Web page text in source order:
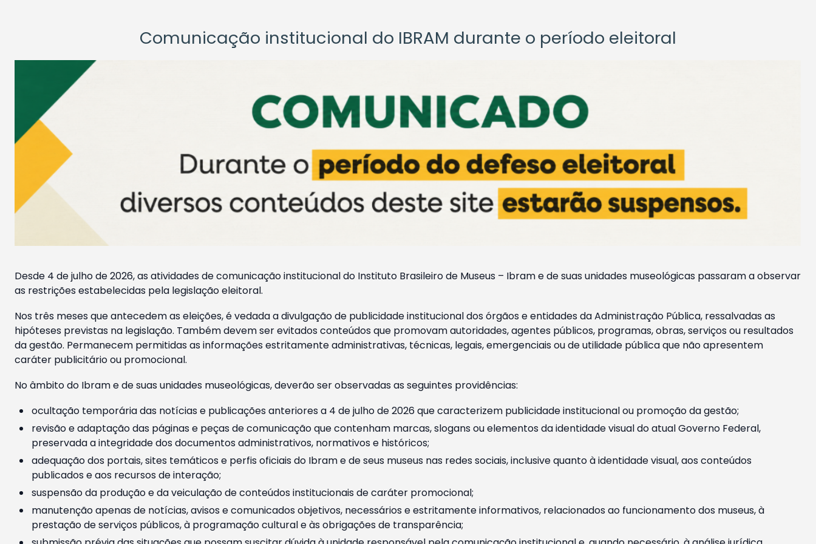
Comunicação institucional do IBRAM durante o período eleitoral
Desde 4 de julho de 2026, as atividades de comunicação institucional do Instituto Brasileiro de Museus – Ibram e de suas unidades museológicas passaram a observar
as restrições estabelecidas pela legislação eleitoral.
Nos três meses que antecedem as eleições, é vedada a divulgação de publicidade institucional dos órgãos e entidades da Administração Pública, ressalvadas as
hipóteses previstas na legislação. Também devem ser evitados conteúdos que promovam autoridades, agentes públicos, programas, obras, serviços ou resultados
da gestão. Permanecem permitidas as informações estritamente administrativas, técnicas, legais, emergenciais ou de utilidade pública que não apresentem
caráter publicitário ou promocional.
No âmbito do Ibram e de suas unidades museológicas, deverão ser observadas as seguintes providências:
ocultação temporária das notícias e publicações anteriores a 4 de julho de 2026 que caracterizem publicidade institucional ou promoção da gestão;
revisão e adaptação das páginas e peças de comunicação que contenham marcas, slogans ou elementos da identidade visual do atual Governo Federal,
preservada a integridade dos documentos administrativos, normativos e históricos;
adequação dos portais, sites temáticos e perfis oficiais do Ibram e de seus museus nas redes sociais, inclusive quanto à identidade visual, aos conteúdos
publicados e aos recursos de interação;
suspensão da produção e da veiculação de conteúdos institucionais de caráter promocional;
manutenção apenas de notícias, avisos e comunicados objetivos, necessários e estritamente informativos, relacionados ao funcionamento dos museus, à
prestação de serviços públicos, à programação cultural e às obrigações de transparência;